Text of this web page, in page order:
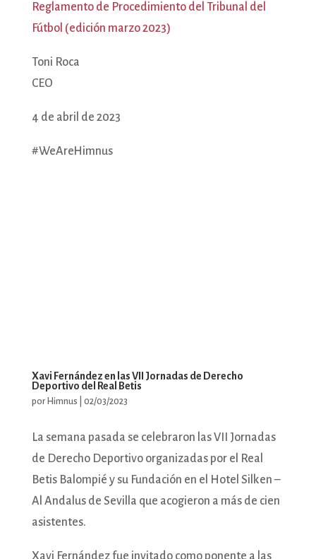
Reglamento de Procedimiento del Tribunal del
Fútbol (edición marzo 2023)
Toni Roca
CEO
4 de abril de 2023
#WeAreHimnus
Xavi Fernández en las VII Jornadas de Derecho
Deportivo del Real Betis
por Himnus 02/03/2023
La semana pasada se celebraron las VII Jornadas
de Derecho Deportivo organizadas por el Real
Betis Balompié y su Fundación en el Hotel Silken –
Al Andalus de Sevilla que acogieron a más de cien
asistentes.
Xavi Fernández fue invitado como ponente a las